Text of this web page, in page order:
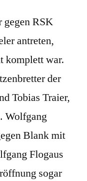
20
gegen RSK
antreten,
komplett war.
der
Tobias Traier,
Wolfgang
Blank mit
Flogaus
sogar